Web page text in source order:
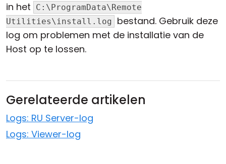
in het
C:\ProgramData\Remote
Utilities\install.log
bestand. Gebruik deze
log om problemen met de installatie van de
Host op te lossen.
Gerelateerde artikelen
Logs: RU Server-log
Logs: Viewer-log